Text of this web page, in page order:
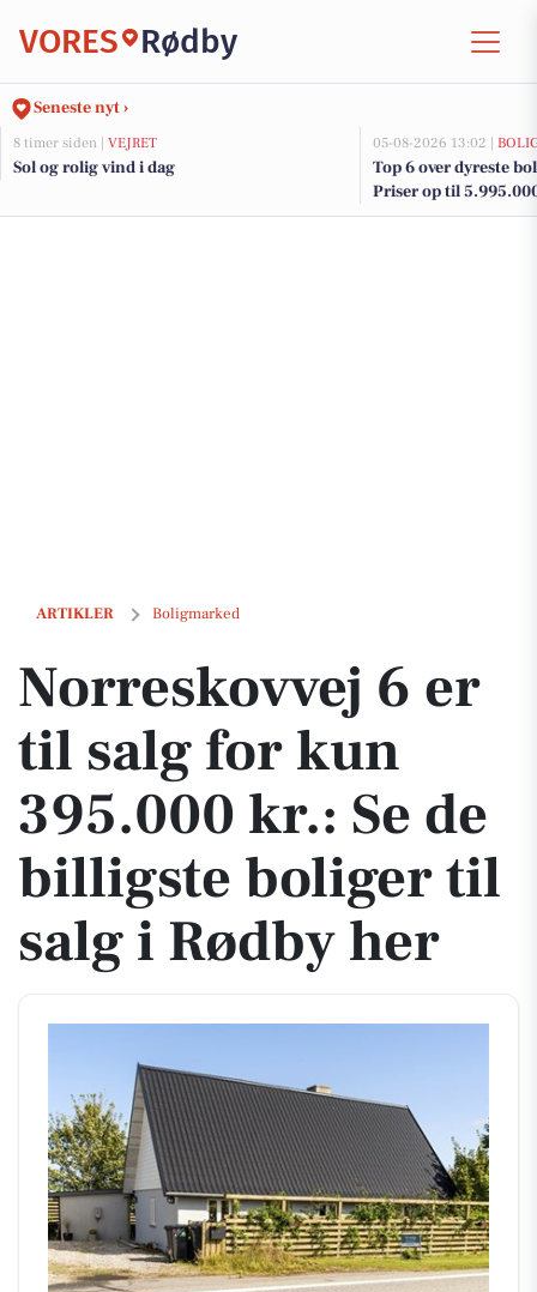
VORES Rødby
Seneste nyt ›
8 timer siden | VEJRET
Sol og rolig vind i dag
05-08-2026 13:02 |
Top 6 over dyreste
Priser op til
ARTIKLER Boligmarked
Norreskovvej 6 er til salg for kun 395.000 kr.: Se de billigste boliger
Norreskovvej 6 er
til salg for kun
395.000 kr.: Se de
billigste boliger til
salg i Rødby her